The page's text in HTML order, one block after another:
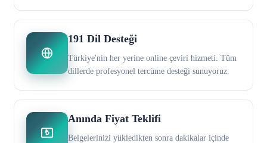
191 Dil Desteği
Türkiye'nin her yerine online çeviri hizmeti. Tüm
dillerde profesyonel tercüme desteği sunuyoruz.
₺
Anında Fiyat Teklifi
Belgelerinizi yükledikten sonra dakikalar içinde